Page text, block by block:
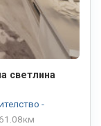
светлина
-